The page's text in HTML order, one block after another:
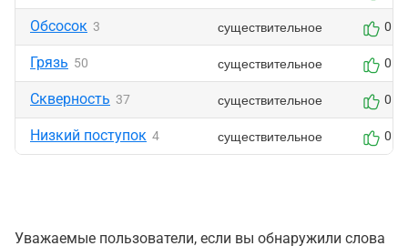
Обсосок 3 существительное 0
Грязь 50 существительное 0
Скверность 37 существительное 0
Низкий поступок 4 существительное 0
Уважаемые пользователи, если вы обнаружили слова